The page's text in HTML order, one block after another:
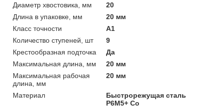
Диаметр хвостовика, мм
20
Длина в упаковке, мм
20 мм
Класс точности
А1
Количество ступеней, шт
9
Крестообразная подточка
Да
Максимальная длина, мм
20 мм
Максимальная рабочая
длина, мм
20 мм
Материал
Быстрорежущая сталь
Р6М5+ Co